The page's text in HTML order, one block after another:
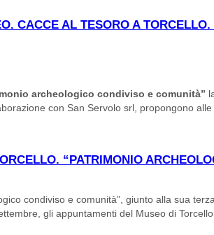
CACCE AL TESORO A TORCELLO.
archeologico condiviso e comunità”
con San Servolo srl, propongono alle
“PATRIMONIO
condiviso e comunità”, giunto alla sua terza
gli appuntamenti del Museo di